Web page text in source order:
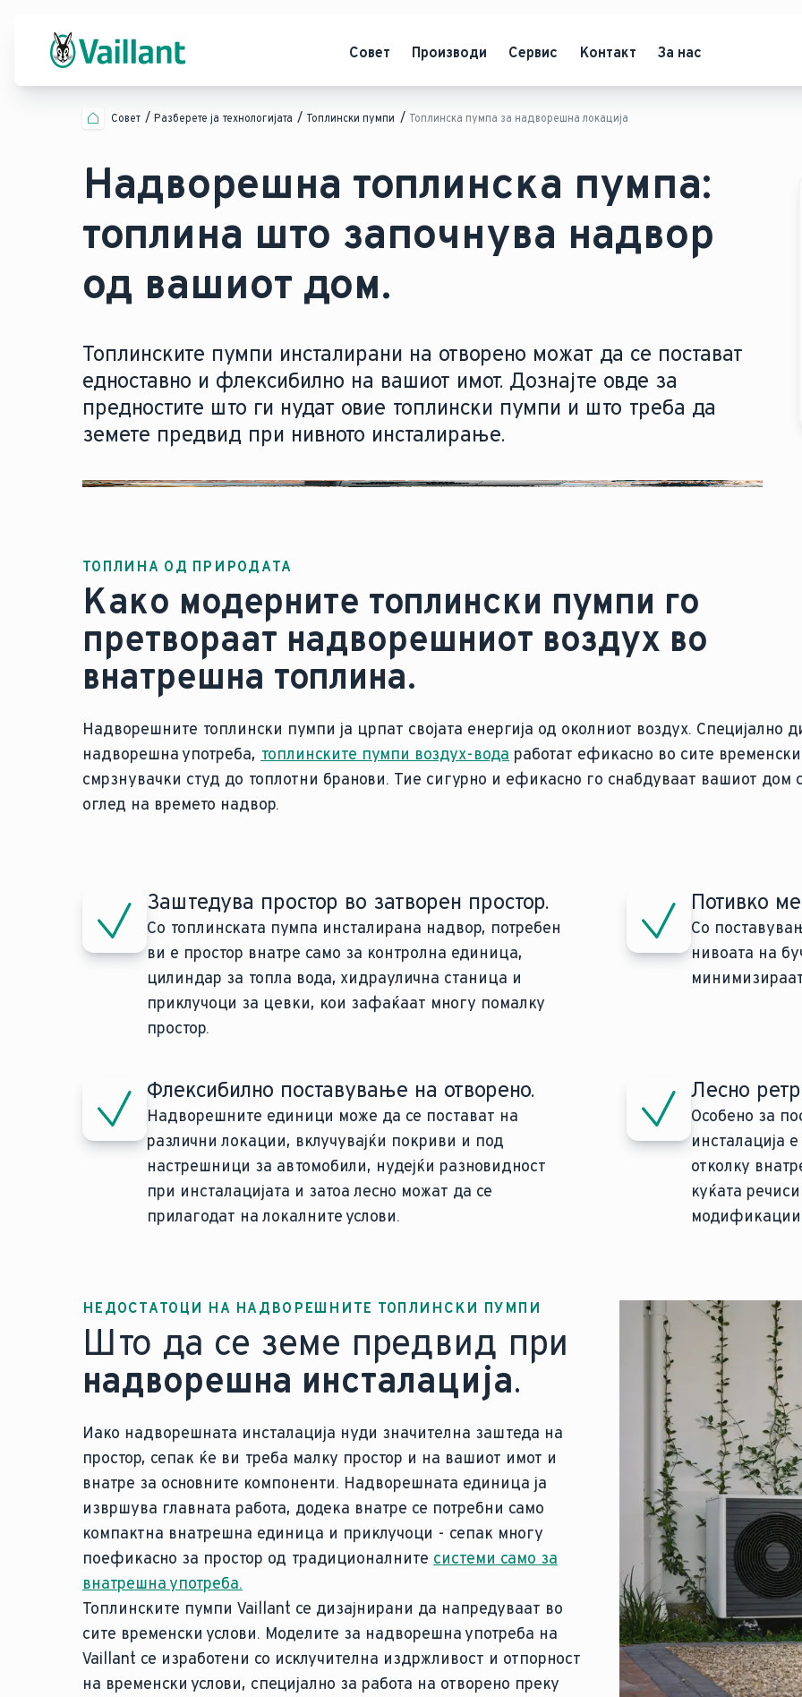
Совет Производи Сервис Контакт За нас
Совет Разберете ја технологијата Топлински пумпи Топлинска пумпа за надворешна локација
Надворешна топлинска пумпа:
топлина што започнува надвор
од вашиот дом.
Топлинските пумпи инсталирани на отворено можат да се постават
едноставно и флексибилно на вашиот имот. Дознајте овде за
предностите што ги нудат овие топлински пумпи и што треба да
земете предвид при нивното инсталирање.
ТОПЛИНА ОД ПРИРОДАТА
Како модерните топлински пумпи го
претвораат надворешниот воздух во
внатрешна топлина.
Надворешните топлински пумпи ја црпат својата енергија од околниот воздух. Специјално
надворешна употреба, топлинските пумпи воздух-вода работат ефикасно во сите
смрзнувачки студ до топлотни бранови. Тие сигурно и ефикасно го снабдуваат вашиот дом
оглед на времето надвор.
Заштедува простор во затворен простор.
Со топлинската пумпа инсталирана надвор, потребен
ви е простор внатре само за контролна единица,
цилиндар за топла вода, хидраулична станица и
приклучоци за цевки, кои зафаќаат многу помалку
простор.
Потивко
Со
нивоата на
Флексибилно поставување на отворено.
Надворешните единици може да се постават на
различни локации, вклучувајќи покриви и под
настрешници за автомобили, нудејќи разновидност
при инсталацијата и затоа лесно можат да се
прилагодат на локалните услови.
Лесно
Особено за
инсталација
отколку
куќата
НЕДОСТАТОЦИ НА НАДВОРЕШНИТЕ ТОПЛИНСКИ ПУМПИ
Што да се земе предвид при
надворешна инсталација.
Иако надворешната инсталација нуди значителна заштеда на
простор, сепак ќе ви треба малку простор и на вашиот имот и
внатре за основните компоненти. Надворешната единица ја
извршува главната работа, додека внатре се потребни само
компактна внатрешна единица и приклучоци - сепак многу
поефикасно за простор од традиционалните системи само за
внатрешна употреба.
Топлинските пумпи Vaillant се дизајнирани да напредуваат во
сите временски услови. Моделите за надворешна употреба на
Vaillant се изработени со исклучителна издржливост и отпорност
на временски услови, специјално за работа на отворено преку